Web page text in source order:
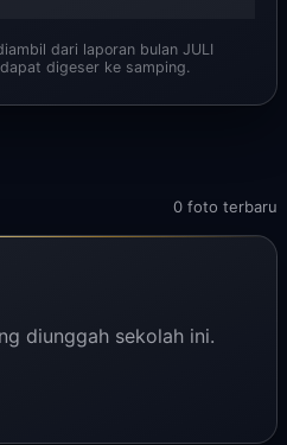
dari laporan bulan JULI
digeser ke samping.
0 foto terbaru
diunggah sekolah ini.